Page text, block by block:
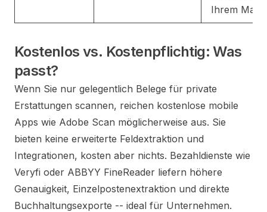
Ihrem Mac.
Kostenlos vs. Kostenpflichtig: Was
passt?
Wenn Sie nur gelegentlich Belege für private
Erstattungen scannen, reichen kostenlose mobile
Apps wie Adobe Scan möglicherweise aus. Sie
bieten keine erweiterte Feldextraktion und
Integrationen, kosten aber nichts. Bezahldienste wie
Veryfi oder ABBYY FineReader liefern höhere
Genauigkeit, Einzelpostenextraktion und direkte
Buchhaltungsexporte -- ideal für Unternehmen.